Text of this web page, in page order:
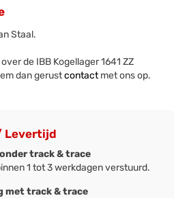
Staal.
de IBB Kogellager 1641 ZZ
dan gerustcontactmet ons op.
Levertijd
track & trace
1 tot 3 werkdagen verstuurd.
met track & trace